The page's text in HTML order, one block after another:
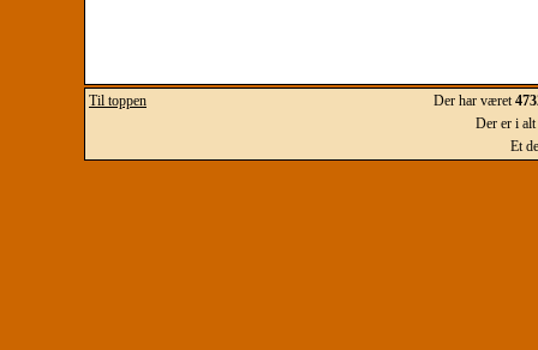
Til toppen Der har været
Der er i alt
Et